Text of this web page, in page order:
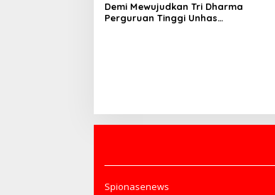
Demi Mewujudkan Tri Dharma
Perguruan Tinggi Unhas
Spionasenews